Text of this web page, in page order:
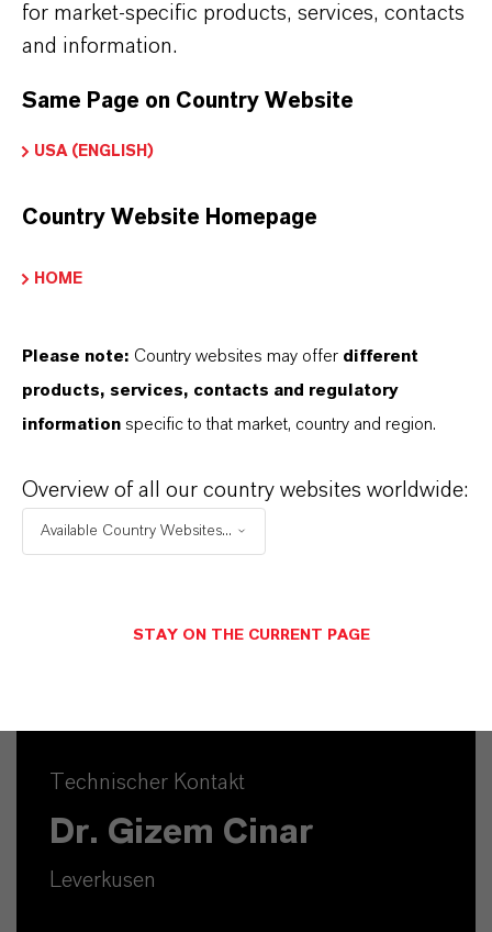
Dr. Franziska Merkt-
Tasch
Köln
Technischer Kontakt
Dr. Gizem Cinar
Leverkusen
for market-specific products, services, contacts
and information.
Same Page on Country Website
USA (ENGLISH)
Country Website Homepage
HOME
Please note: Country websites may offer different
products, services, contacts and regulatory
information specific to that market, country and region.
Overview of all our country websites worldwide:
Available Country Websites...
STAY ON THE CURRENT PAGE